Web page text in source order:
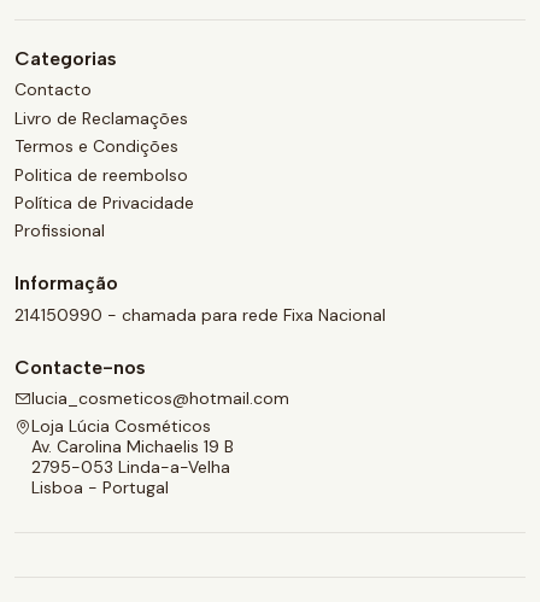
Categorias
Contacto
Livro de Reclamações
Termos e Condições
Politica de reembolso
Política de Privacidade
Profissional
Informação
214150990 - chamada para rede Fixa Nacional
Contacte-nos
lucia_cosmeticos@hotmail.com
Loja Lúcia Cosméticos
Av. Carolina Michaelis 19 B
2795-053 Linda-a-Velha
Lisboa - Portugal